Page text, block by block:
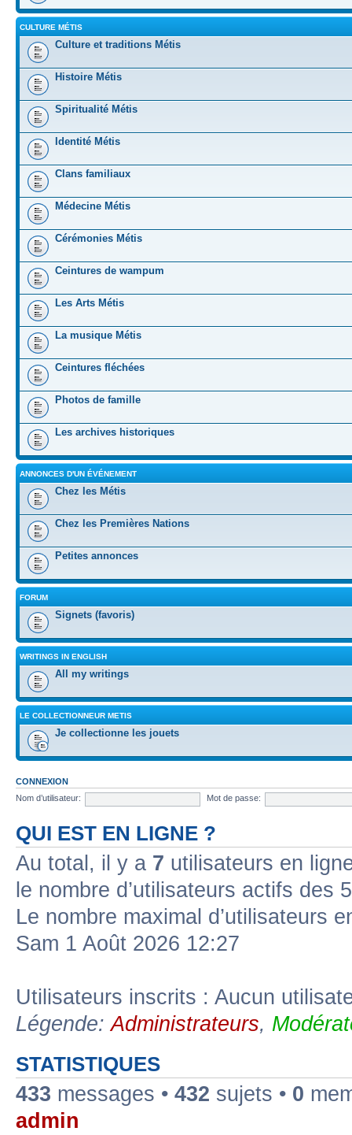
CULTURE MÉTIS
Culture et traditions Métis
Histoire Métis
Spiritualité Métis
Identité Métis
Clans familiaux
Médecine Métis
Cérémonies Métis
Ceintures de wampum
Les Arts Métis
La musique Métis
Ceintures fléchées
Photos de famille
Les archives historiques
ANNONCES D'UN ÉVÉNEMENT
Chez les Métis
Chez les Premières Nations
Petites annonces
FORUM
Signets (favoris)
WRITINGS IN ENGLISH
All my writings
LE COLLECTIONNEUR METIS
Je collectionne les jouets
CONNEXION
Nom d’utilisateur:
Mot de passe:
QUI EST EN LIGNE ?
Au total, il y a 7 utilisateurs en
le nombre d’utilisateurs actifs des
Le nombre maximal d’utilisateurs
Sam 1 Août 2026 12:27
Utilisateurs inscrits : Aucun
Légende:Administrateurs,
STATISTIQUES
433 messages • 432 sujets • 0
admin